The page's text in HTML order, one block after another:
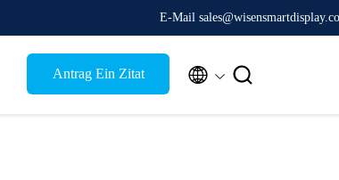
E-Mail
Antrag Ein Zitat  